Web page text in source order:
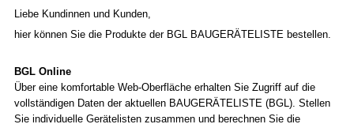
Liebe Kundinnen und Kunden,
hier können Sie die Produkte der BGL BAUGERÄTELISTE bestellen.
BGL Online
Über eine komfortable Web-Oberfläche erhalten Sie Zugriff auf die
vollständigen Daten der aktuellen BAUGERÄTELISTE (BGL). Stellen
Sie individuelle Gerätelisten zusammen und berechnen Sie die